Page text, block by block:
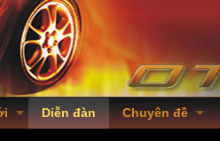
Diễn đàn Chuyên đề